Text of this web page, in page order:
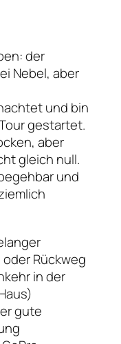
der
Nebel, aber
und bin
gestartet.
aber
gleich null.
und
Rückweg
in der
gute